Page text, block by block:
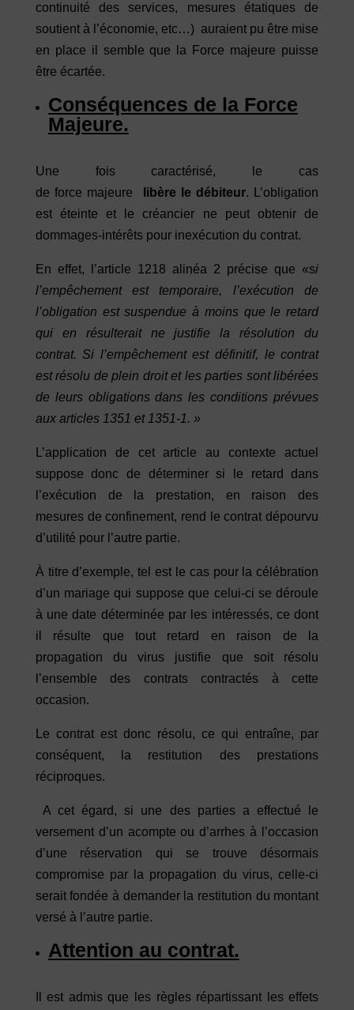
continuité des services, mesures étatiques de
soutient à l’économie, etc…) auraient pu être mise
en place il semble que la Force majeure puisse
être écartée.
Conséquences de la Force
Majeure.
Une fois caractérisé, le cas
de force majeure
libère le débiteur. L’obligation
est éteinte et le créancier ne peut obtenir de
dommages-intérêts pour inexécution du contrat.
En effet, l’article 1218 alinéa 2 précise que «si
l’empêchement est temporaire, l’exécution de
l’obligation est suspendue à moins que le retard
qui en résulterait ne justifie la résolution du
contrat. Si l’empêchement est définitif, le contrat
est résolu de plein droit et les parties sont libérées
de leurs obligations dans les conditions prévues
aux articles 1351 et 1351-1. »
L’application de cet article au contexte actuel
suppose donc de déterminer si le retard dans
l’exécution de la prestation, en raison des
mesures de confinement, rend le contrat dépourvu
d’utilité pour l’autre partie.
À titre d’exemple, tel est le cas pour la célébration
d’un mariage qui suppose que celui-ci se déroule
à une date déterminée par les intéressés, ce dont
il résulte que tout retard en raison de la
propagation du virus justifie que soit résolu
l’ensemble des contrats contractés à cette
occasion.
Le contrat est donc résolu, ce qui entraîne, par
conséquent, la restitution des prestations
réciproques.
A cet égard, si une des parties a effectué le
versement d’un acompte ou d’arrhes à l’occasion
d’une réservation qui se trouve désormais
compromise par la propagation du virus, celle-ci
serait fondée à demander la restitution du montant
versé à l’autre partie.
Attention au contrat.
Il est admis que les règles répartissant les effets